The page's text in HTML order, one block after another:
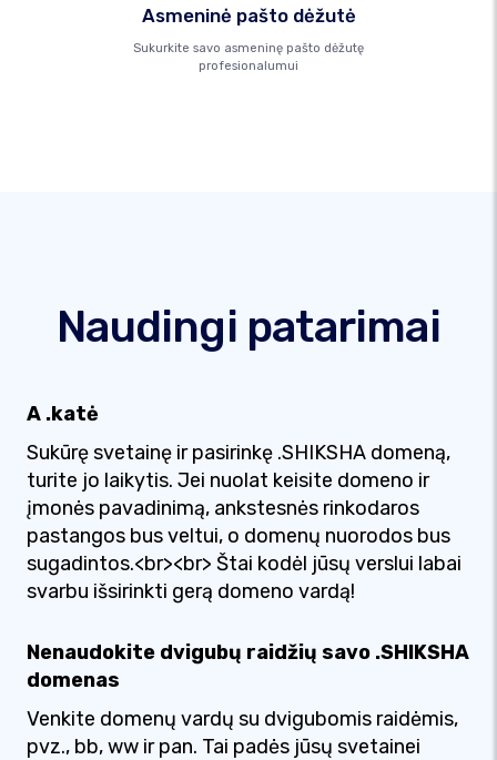
Asmeninė pašto dėžutė
Sukurkite savo asmeninę pašto dėžutę
profesionalumui
Naudingi patarimai
A .katė
Sukūrę svetainę ir pasirinkę .SHIKSHA domeną,
turite jo laikytis. Jei nuolat keisite domeno ir
įmonės pavadinimą, ankstesnės rinkodaros
pastangos bus veltui, o domenų nuorodos bus
sugadintos.<br><br> Štai kodėl jūsų verslui labai
svarbu išsirinkti gerą domeno vardą!
Nenaudokite dvigubų raidžių savo .SHIKSHA
domenas
Venkite domenų vardų su dvigubomis raidėmis,
pvz., bb, ww ir pan. Tai padės jūsų svetainei